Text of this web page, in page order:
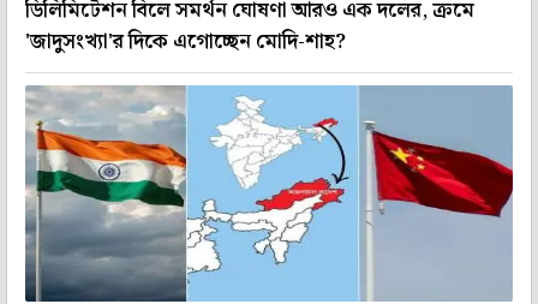
ডিলিমিটেশন বিলে সমর্থন ঘোষণা আরও এক দলের, ক্রমে
'জাদুসংখ্যা'র দিকে এগোচ্ছেন মোদি-শাহ?